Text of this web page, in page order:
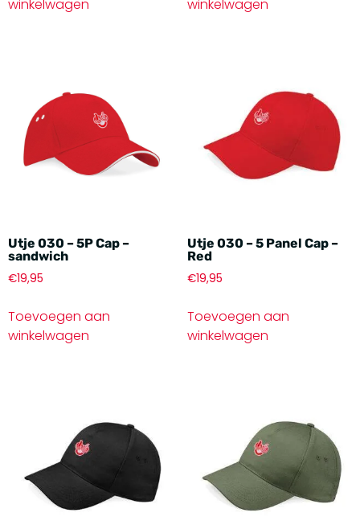
winkelwagen winkelwagen
Utje 030 – 5P Cap –
sandwich
€19,95
Toevoegen aan
winkelwagen
Utje 030 – 5 Panel Cap –
Red
€19,95
Toevoegen aan
winkelwagen